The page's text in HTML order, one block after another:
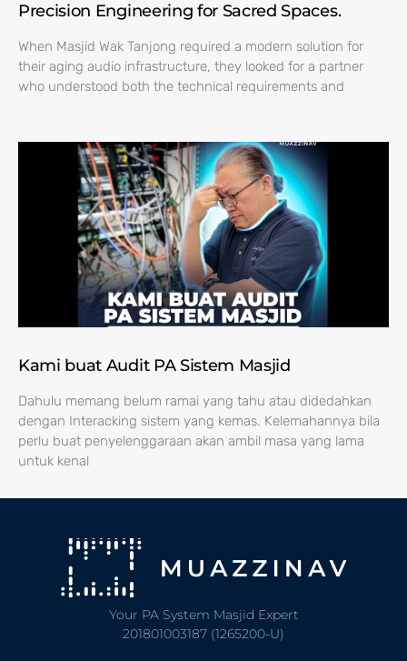
Precision Engineering for Sacred Spaces.
When Masjid Wak Tanjong required a modern solution for
their aging audio infrastructure, they looked for a partner
who understood both the technical requirements and
Kami buat Audit PA Sistem Masjid
Dahulu memang belum ramai yang tahu atau didedahkan
dengan Interacking sistem yang kemas. Kelemahannya bila
perlu buat penyelenggaraan akan ambil masa yang lama
untuk kenal
Your PA System Masjid Expert
201801003187 (1265200-U)